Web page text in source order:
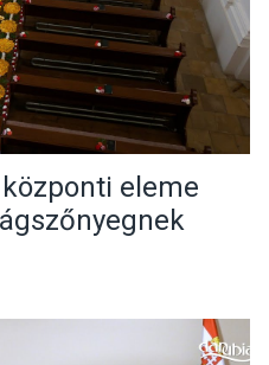
eleme